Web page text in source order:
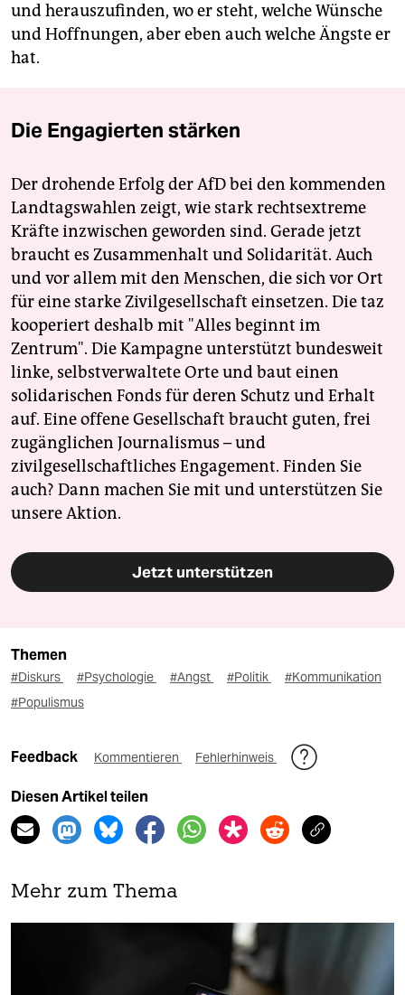
und herauszufinden, wo er steht, welche Wünsche
und Hoffnungen, aber eben auch welche Ängste er
hat.
Die Engagierten stärken
Der drohende Erfolg der AfD bei den kommenden
Landtagswahlen zeigt, wie stark rechtsextreme
Kräfte inzwischen geworden sind. Gerade jetzt
braucht es Zusammenhalt und Solidarität. Auch
und vor allem mit den Menschen, die sich vor Ort
für eine starke Zivilgesellschaft einsetzen. Die taz
kooperiert deshalb mit "Alles beginnt im
Zentrum". Die Kampagne unterstützt bundesweit
linke, selbstverwaltete Orte und baut einen
solidarischen Fonds für deren Schutz und Erhalt
auf. Eine offene Gesellschaft braucht guten, frei
zugänglichen Journalismus – und
zivilgesellschaftliches Engagement. Finden Sie
auch? Dann machen Sie mit und unterstützen Sie
unsere Aktion.
Jetzt unterstützen
Themen
#Diskurs #Psychologie #Angst #Politik
#Kommunikation
#Populismus
Feedback Kommentieren Fehlerhinweis
Diesen Artikel teilen
Mehr zum Thema